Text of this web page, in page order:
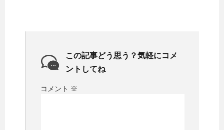
この記事どう思う？気軽にコメ
ントしてね
コメント ※